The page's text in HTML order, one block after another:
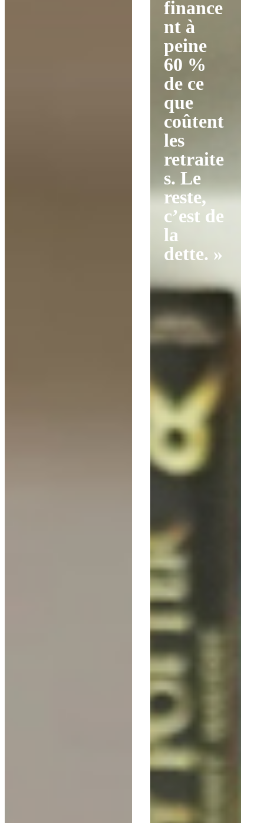
finance
nt à
peine
60 %
de ce
que
coûtent
les
retraite
s. Le
reste,
c’est de
la
dette. »